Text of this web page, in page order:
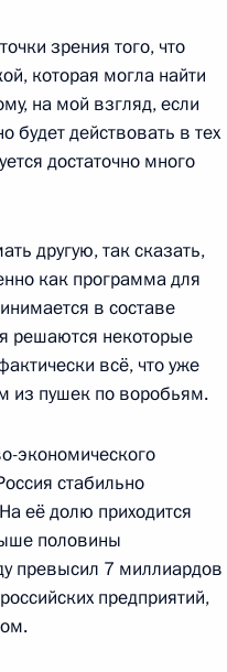
зрения того, что
которая могла найти
на мой взгляд, если
действовать в тех
достаточно много
другую, так сказать,
как программа для
в составе
решаются некоторые
всё, что уже
из пушек по воробьям.
экономического
стабильно
её долю приходится
половины
превысил 7 миллиардов
предприятий,